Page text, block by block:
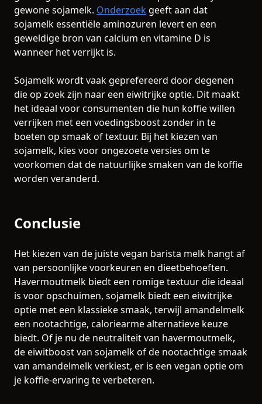
gewone sojamelk. Onderzoek geeft aan dat
sojamelk essentiële aminozuren levert en een
geweldige bron van calcium en vitamine D is
wanneer het verrijkt is.
Sojamelk wordt vaak geprefereerd door degenen
die op zoek zijn naar een eiwitrijke optie. Dit maakt
het ideaal voor consumenten die hun koffie willen
verrijken met een voedingsboost zonder in te
boeten op smaak of textuur. Bij het kiezen van
sojamelk, kies voor ongezoete versies om te
voorkomen dat de natuurlijke smaken van de koffie
worden veranderd.
Conclusie
Het kiezen van de juiste vegan barista melk hangt af
van persoonlijke voorkeuren en dieetbehoeften.
Havermoutmelk biedt een romige textuur die ideaal
is voor opschuimen, sojamelk biedt een eiwitrijke
optie met een klassieke smaak, terwijl amandelmelk
een nootachtige, caloriearme alternatieve keuze
biedt. Of je nu de neutraliteit van havermoutmelk,
de eiwitboost van sojamelk of de nootachtige smaak
van amandelmelk verkiest, er is een vegan optie om
je koffie-ervaring te verbeteren.